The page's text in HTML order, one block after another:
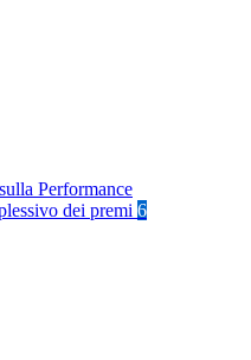
Performance
dei premi 6